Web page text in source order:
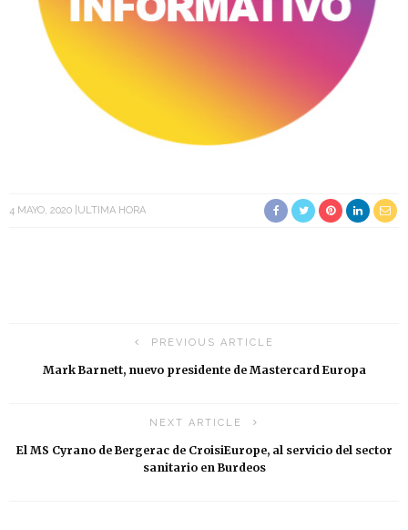
4 MAYO, 2020 ULTIMA HORA
PREVIOUS ARTICLE
Mark Barnett, nuevo presidente de Mastercard Europa
NEXT ARTICLE
El MS Cyrano de Bergerac de CroisiEurope, al servicio del sector
sanitario en Burdeos